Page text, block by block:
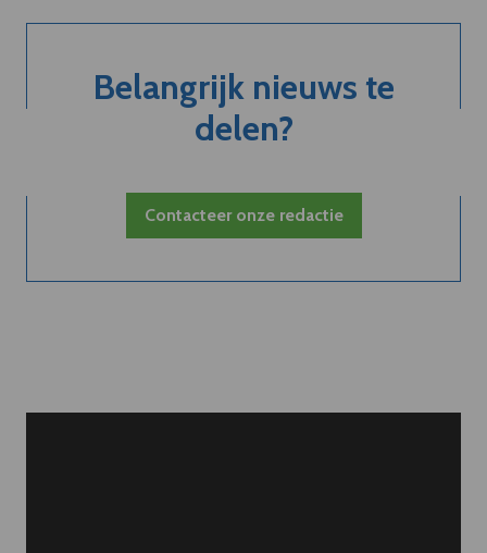
Belangrijk nieuws te
delen?
Contacteer onze redactie